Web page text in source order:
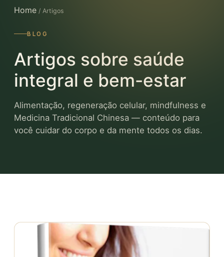
Home / Artigos
BLOG
Artigos sobre saúde
integral e bem-estar
Alimentação, regeneração celular, mindfulness e
Medicina Tradicional Chinesa — conteúdo para
você cuidar do corpo e da mente todos os dias.